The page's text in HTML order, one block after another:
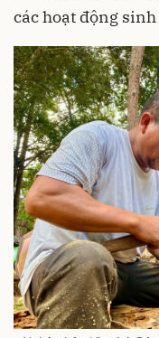
các hoạt động